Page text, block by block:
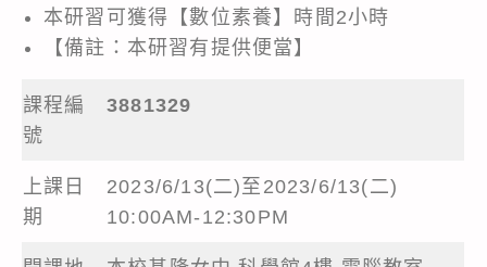
本研習可獲得【數位素養】時間2小時
【備註：本研習有提供便當】
課程編
號
3881329
上課日
期
2023/6/13(二)至2023/6/13(二)
10:00AM-12:30PM